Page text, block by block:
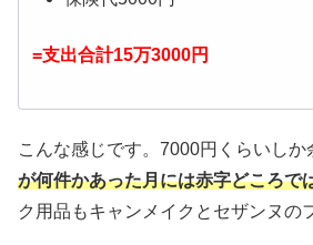
=支出合計15万3000円
こんな感じです。7000円くらいしか
が何件かあった月には赤字どころ
ク用品もキャンメイクとセザンヌの